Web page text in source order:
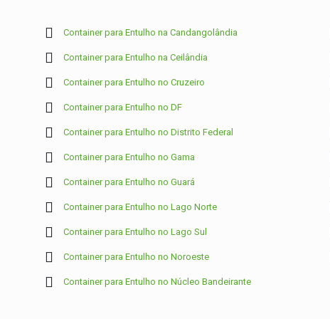
Container para Entulho na Candangolândia
Container para Entulho na Ceilândia
Container para Entulho no Cruzeiro
Container para Entulho no DF
Container para Entulho no Distrito Federal
Container para Entulho no Gama
Container para Entulho no Guará
Container para Entulho no Lago Norte
Container para Entulho no Lago Sul
Container para Entulho no Noroeste
Container para Entulho no Núcleo Bandeirante